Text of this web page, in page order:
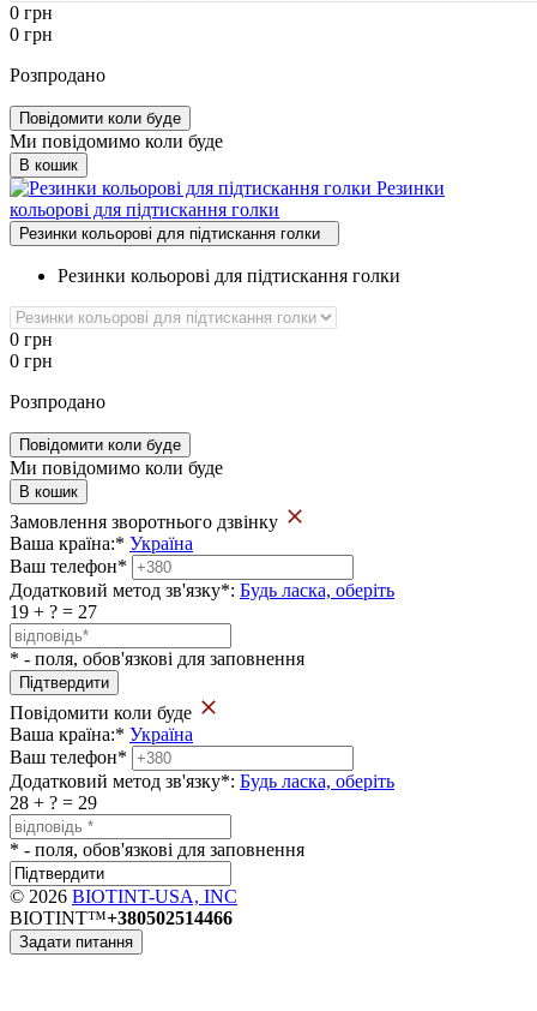
0 грн
0 грн
Розпродано
Повідомити коли буде
Ми повідомимо коли буде
В кошик
Резинки
кольорові для підтискання голки
Резинки кольорові для підтискання голки
Резинки кольорові для підтискання голки
0 грн
0 грн
Розпродано
Повідомити коли буде
Ми повідомимо коли буде
В кошик
Замовлення зворотнього дзвінку
Ваша країна:* Україна
Ваш телефон*
Додатковий метод зв'язку*: Будь ласка, оберіть
19 + ? = 27
* - поля, обов'язкові для заповнення
Повідомити коли буде
Ваша країна:* Україна
Ваш телефон*
Додатковий метод зв'язку*: Будь ласка, оберіть
28 + ? = 29
* - поля, обов'язкові для заповнення
© 2026 BIOTINT-USA, INC
BIOTINT™+380502514466
Задати питання